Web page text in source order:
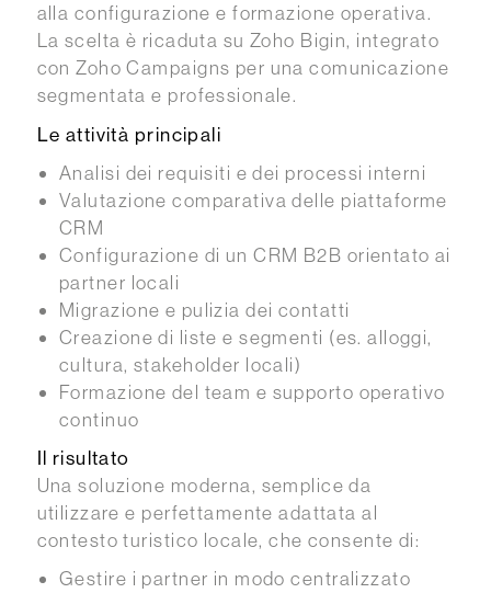
alla configurazione e formazione operativa.
La scelta è ricaduta su Zoho Bigin, integrato
con Zoho Campaigns per una comunicazione
segmentata e professionale.
Le attività principali
Analisi dei requisiti e dei processi interni
Valutazione comparativa delle piattaforme
CRM
Configurazione di un CRM B2B orientato ai
partner locali
Migrazione e pulizia dei contatti
Creazione di liste e segmenti (es. alloggi,
cultura, stakeholder locali)
Formazione del team e supporto operativo
continuo
Il risultato
Una soluzione moderna, semplice da
utilizzare e perfettamente adattata al
contesto turistico locale, che consente di:
Gestire i partner in modo centralizzato